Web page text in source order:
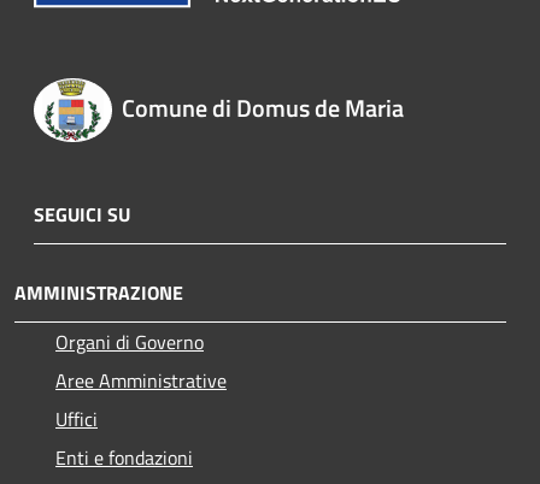
Comune di Domus de Maria
SEGUICI SU
AMMINISTRAZIONE
Organi di Governo
Aree Amministrative
Uffici
Enti e fondazioni